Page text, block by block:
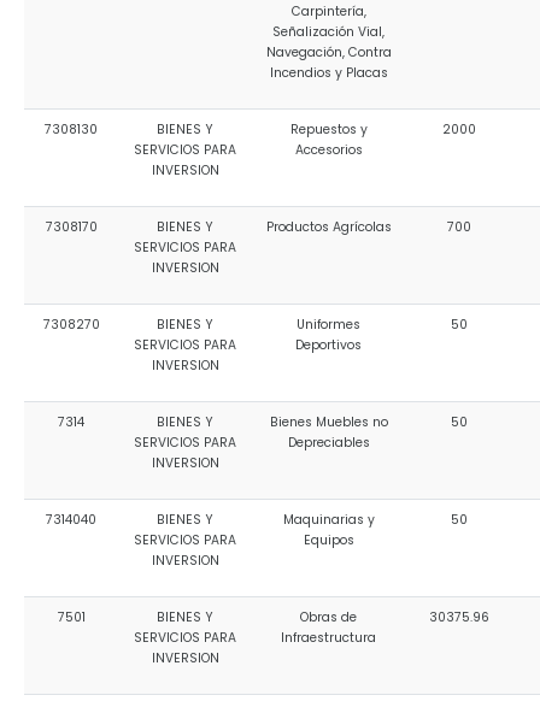
Carpintería,
Señalización Vial,
Navegación, Contra
Incendios y Placas
7308130
BIENES Y
SERVICIOS PARA
INVERSION
Repuestos y
Accesorios
2000
7308170
BIENES Y
SERVICIOS PARA
INVERSION
Productos Agrícolas 700
7308270
BIENES Y
SERVICIOS PARA
INVERSION
Uniformes
Deportivos
50
7314
BIENES Y
SERVICIOS PARA
INVERSION
Bienes Muebles no
Depreciables
50
7314040
BIENES Y
SERVICIOS PARA
INVERSION
Maquinarias y
Equipos
50
7501
BIENES Y
SERVICIOS PARA
INVERSION
Obras de
Infraestructura
30375.96